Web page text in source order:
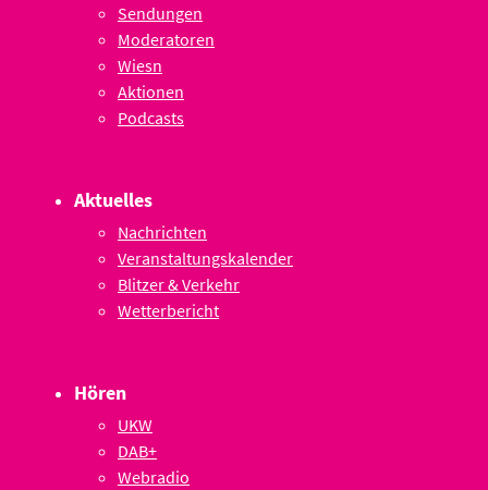
Sendungen
Moderatoren
Wiesn
Aktionen
Podcasts
Aktuelles
Nachrichten
Veranstaltungskalender
Blitzer & Verkehr
Wetterbericht
Hören
UKW
DAB+
Webradio